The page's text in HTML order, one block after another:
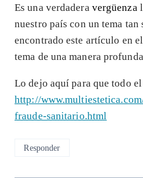
Es una verdadera vergüenza
nuestro país con un tema tan
encontrado este artículo en
tema de una manera
Lo dejo aquí para que todo
http://
fraude-sanitario.html
Responder